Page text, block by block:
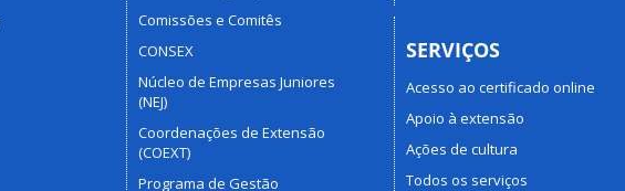
Comissões e Comitês
CONSEX
Núcleo de Empresas Juniores
(NEJ)
Coordenações de Extensão
(COEXT)
Programa de Gestão
SERVIÇOS
Acesso ao certificado online
Apoio à extensão
Ações de cultura
Todos os serviços